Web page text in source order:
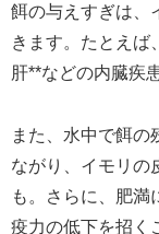
餌の与えすぎは、
きます。たとえば
肝**などの内臓疾
また、水中で餌の
ながり、イモリの
も。さらに、肥満
疫力の低下を招く